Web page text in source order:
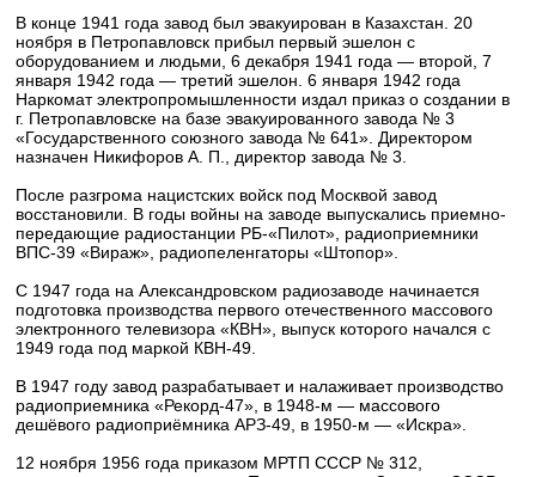
В конце 1941 года завод был эвакуирован в Казахстан. 20
ноября в Петропавловск прибыл первый эшелон с
оборудованием и людьми, 6 декабря 1941 года — второй, 7
января 1942 года — третий эшелон. 6 января 1942 года
Наркомат электропромышленности издал приказ о создании в
г. Петропавловске на базе эвакуированного завода № 3
«Государственного союзного завода № 641». Директором
назначен Никифоров А. П., директор завода № 3.
После разгрома нацистских войск под Москвой завод
восстановили. В годы войны на заводе выпускались приемно-
передающие радиостанции РБ-«Пилот», радиоприемники
ВПС-39 «Вираж», радиопеленгаторы «Штопор».
С 1947 года на Александровском радиозаводе начинается
подготовка производства первого отечественного массового
электронного телевизора «КВН», выпуск которого начался с
1949 года под маркой КВН-49.
В 1947 году завод разрабатывает и налаживает производство
радиоприемника «Рекорд-47», в 1948-м — массового
дешёвого радиоприёмника АРЗ-49, в 1950-м — «Искра».
12 ноября 1956 года приказом МРТП СССР № 312,